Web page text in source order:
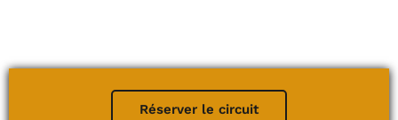
Réserver le circuit